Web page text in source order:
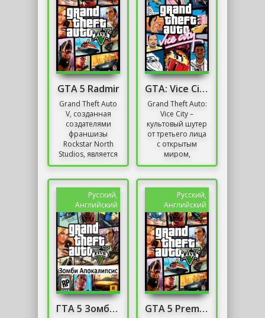
GTA 5 Radmir
Grand Theft Auto
V, созданная
создателями
франшизы
Rockstar North
Studios, является
самой
игрой на
сегодняшний
день. Grand...
GTA: Vice City
Grand Theft Auto:
Vice City –
культовый шутер
от третьего лица
с открытым
миром,
запутанным
и
неограниченной
свободой...
Русский,
Английский
ГТА 5 Зомби Апокалипсис
Русский,
Английский
GTA 5 Premium Edition